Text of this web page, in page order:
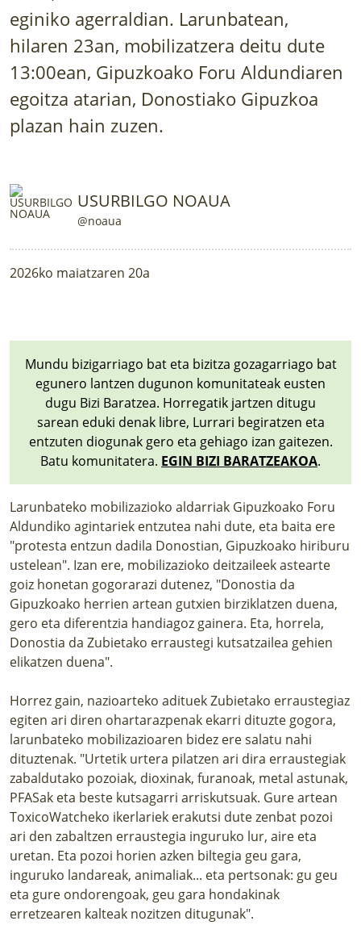
LURRAREN AGENDA
AZOKA
eginiko agerraldian. Larunbatean,
hilaren 23an, mobilizatzera deitu dute
13:00ean, Gipuzkoako Foru Aldundiaren
egoitza atarian, Donostiako Gipuzkoa
plazan hain zuzen.
USURBILGO NOAUA
@noaua
2026ko maiatzaren 20a
Mundu bizigarriago bat eta bizitza gozagarriago bat
egunero lantzen dugunon komunitateak eusten
dugu Bizi Baratzea. Horregatik jartzen ditugu
sarean eduki denak libre, Lurrari begiratzen eta
entzuten diogunak gero eta gehiago izan gaitezen.
Batu komunitatera. EGIN BIZI BARATZEAKOA.
Larunbateko mobilizazioko aldarriak Gipuzkoako Foru
Aldundiko agintariek entzutea nahi dute, eta baita ere
"protesta entzun dadila Donostian, Gipuzkoako hiriburu
ustelean". Izan ere, mobilizazioko deitzaileek astearte
goiz honetan gogorarazi dutenez, "Donostia da
Gipuzkoako herrien artean gutxien birziklatzen duena,
gero eta diferentzia handiagoz gainera. Eta, horrela,
Donostia da Zubietako erraustegi kutsatzailea gehien
elikatzen duena".
Horrez gain, nazioarteko adituek Zubietako erraustegiaz
egiten ari diren ohartarazpenak ekarri dituzte gogora,
larunbateko mobilizazioaren bidez ere salatu nahi
dituztenak. "Urtetik urtera pilatzen ari dira erraustegiak
zabaldutako pozoiak, dioxinak, furanoak, metal astunak,
PFASak eta beste kutsagarri arriskutsuak. Gure artean
ToxicoWatcheko ikerlariek erakutsi dute zenbat pozoi
ari den zabaltzen erraustegia inguruko lur, aire eta
uretan. Eta pozoi horien azken biltegia geu gara,
inguruko landareak, animaliak... eta pertsonak: gu geu
eta gure ondorengoak, geu gara hondakinak
erretzearen kalteak nozitzen ditugunak".